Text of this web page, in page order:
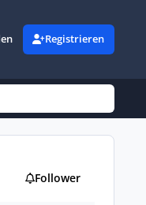
Registrieren
Follower